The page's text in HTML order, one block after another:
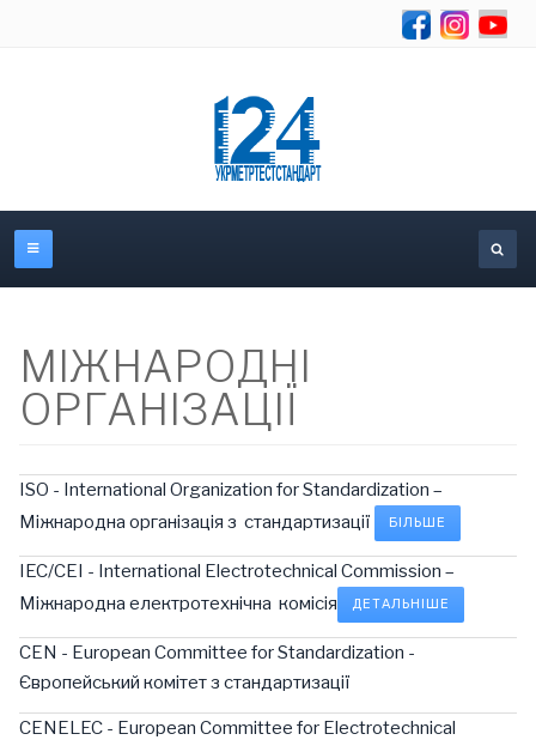
МІЖНАРОДНІ
ОРГАНІЗАЦІЇ
ISO - International Organization for Standardization –
Міжнародна організація з стандартизації
БІЛЬШЕ
IEC/CEI - International Electrotechnical Commission –
Міжнародна електротехнічна комісія
ДЕТАЛЬНІШЕ
CEN - European Committee for Standardization -
Європейський комітет з стандартизації
CENELEC - European Committee for Electrotechnical